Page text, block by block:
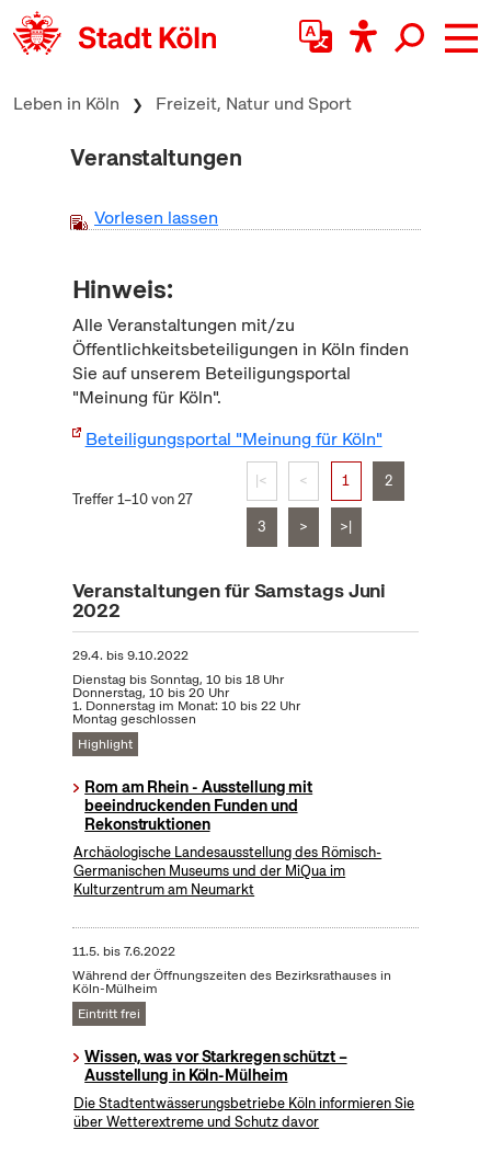
zum Inhalt springen
Leben in Köln Freizeit, Natur und Sport
Veranstaltungen
Vorlesen lassen
Hinweis:
Alle Veranstaltungen mit/zu
Öffentlichkeitsbeteiligungen in Köln finden
Sie auf unserem Beteiligungsportal
"Meinung für Köln".
Beteiligungsportal "Meinung für Köln"
Treffer 1–10 von 27
|< < 1 2
3 > >|
Veranstaltungen für Samstags Juni
2022
29.4. bis9.10.2022
Dienstag bis Sonntag, 10 bis 18 Uhr
Donnerstag, 10 bis 20 Uhr
1. Donnerstag im Monat: 10 bis 22 Uhr
Montag geschlossen
Highlight
Rom am Rhein - Ausstellung mit
beeindruckenden Funden und
Rekonstruktionen
Archäologische Landesausstellung des Römisch-
Germanischen Museums und der MiQua im
Kulturzentrum am Neumarkt
11.5. bis7.6.2022
Während der Öffnungszeiten des Bezirksrathauses in
Köln-Mülheim
Eintritt frei
Wissen, was vor Starkregen schützt –
Ausstellung in Köln-Mülheim
Die Stadtentwässerungsbetriebe Köln informieren Sie
über Wetterextreme und Schutz davor